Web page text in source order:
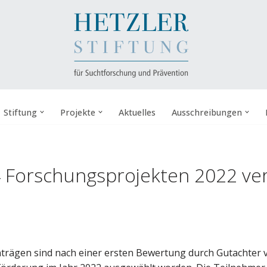
Stiftung Projekte Aktuelles Ausschreibungen
2022
sind nach einer ersten Bewertung durch Gutachter